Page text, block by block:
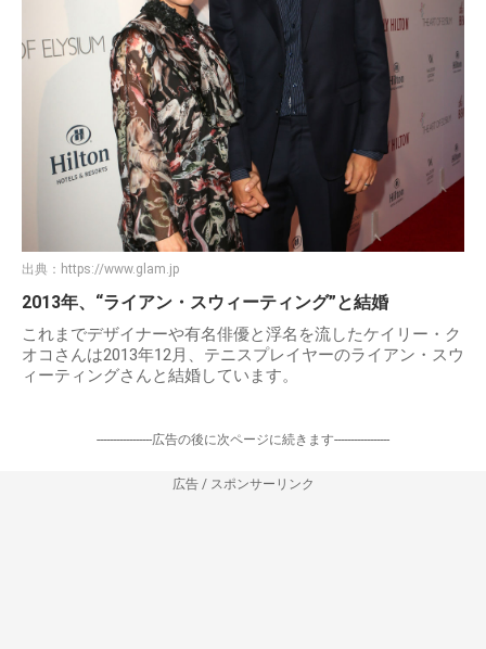
出典： https://www.glam.jp
2013年、“ライアン・スウィーティング”と結婚
これまでデザイナーや有名俳優と浮名を流したケイリー・ク
オコさんは2013年12月、テニスプレイヤーのライアン・スウ
ィーティングさんと結婚しています。
-----------------広告の後に次ページに続きます-----------------
広告 / スポンサーリンク